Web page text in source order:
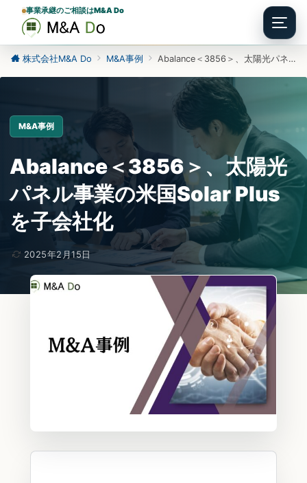
Menu
事業承継のご相談はM&A Do
株式会社M&A Do M&A事例 Abalance＜3856＞、太陽光パネル事業の米国Solar Plusを子会社化
M&A事例
Abalance＜3856＞、太陽光
パネル事業の米国Solar Plus
を子会社化
2025年2月15日